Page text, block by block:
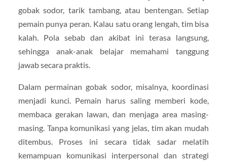
gobak sodor, tarik tambang, atau bentengan. Setiap
pemain punya peran. Kalau satu orang lengah, tim bisa
kalah. Pola sebab dan akibat ini terasa langsung,
sehingga anak-anak belajar memahami tanggung
jawab secara praktis.
Dalam permainan gobak sodor, misalnya, koordinasi
menjadi kunci. Pemain harus saling memberi kode,
membaca gerakan lawan, dan menjaga area masing-
masing. Tanpa komunikasi yang jelas, tim akan mudah
ditembus. Proses ini secara tidak sadar melatih
kemampuan komunikasi interpersonal dan strategi